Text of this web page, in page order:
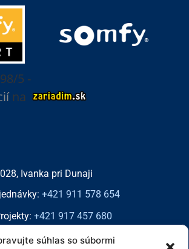
súhlas so súbormi
5 -
na
Ivanka pri Dunaji
+421 911 578 654
+421 917 457 680
mail:info@amgstudio.sk